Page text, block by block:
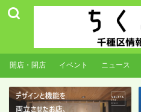
開店・閉店 イベント ニュース